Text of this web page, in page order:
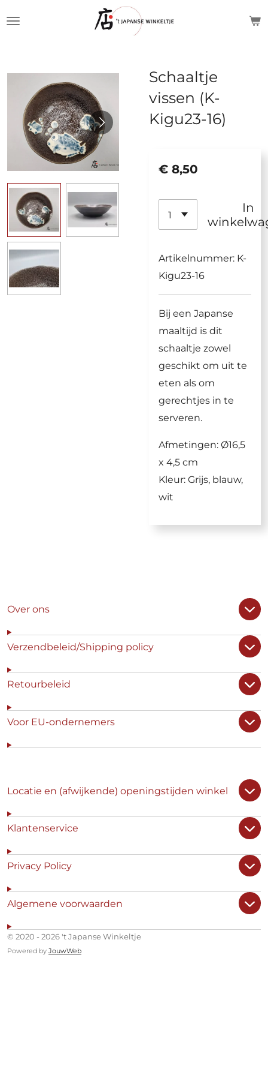
hoofdinhoud
Schaaltje
vissen (K-
Kigu23-16)
€ 8,50
In
Artikelnummer: K-
Kigu23-16
Bij een Japanse
maaltijd is dit
schaaltje zowel
geschikt om uit te
eten als om
gerechtjes in te
serveren.
Afmetingen: Ø16,5
x 4,5 cm
Kleur: Grijs, blauw,
wit
Over ons
Verzendbeleid/Shipping policy
Retourbeleid
Voor EU-ondernemers
Locatie en (afwijkende) openingstijden winkel
Klantenservice
Privacy Policy
Algemene voorwaarden
© 2020 - 2026 't Japanse Winkeltje
Powered by JouwWeb